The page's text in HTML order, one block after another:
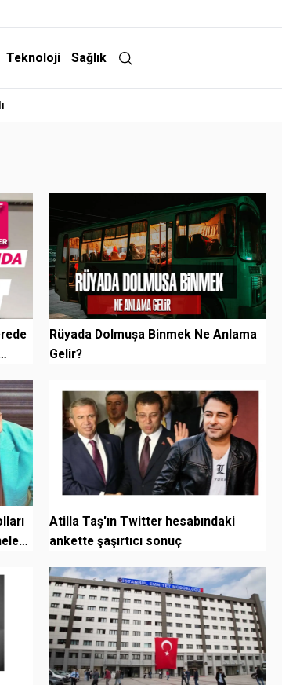
Teknoloji Sağlık
Rüyada Dolmuşa Binmek Ne Anlama
Gelir?
Atilla Taş'ın Twitter hesabındaki
ankette şaşırtıcı sonuç